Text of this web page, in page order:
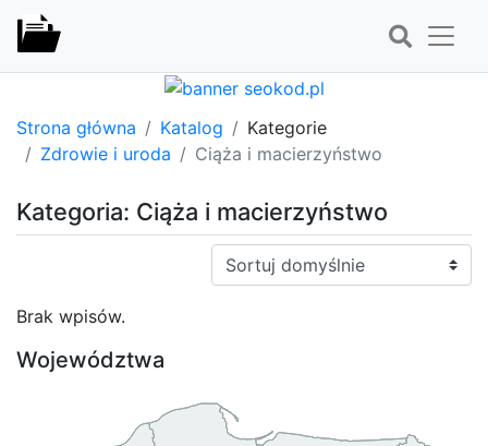
Strona główna Katalog
Kategorie
Zdrowie i uroda
Ciąża i macierzyństwo
Kategoria: Ciąża i macierzyństwo
Sortuj:
Brak wpisów.
Województwa